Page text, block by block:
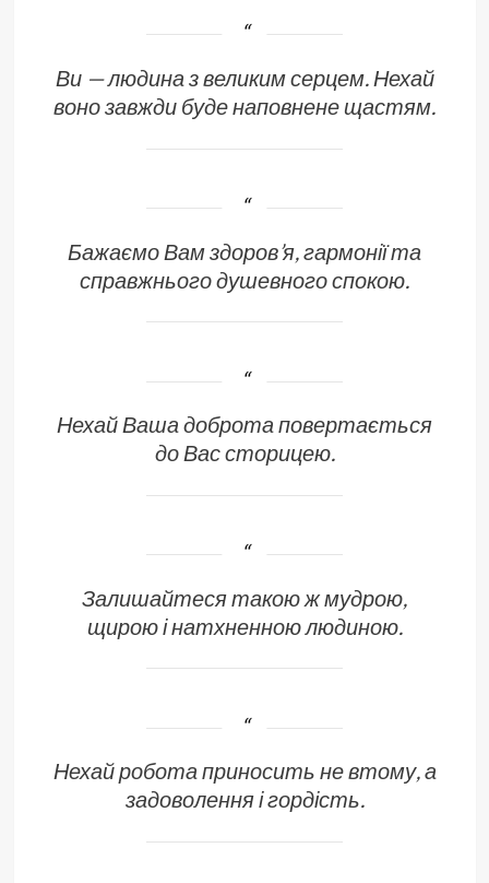
Ви — людина з великим серцем. Нехай
воно завжди буде наповнене щастям.
Бажаємо Вам здоров’я, гармонії та
справжнього душевного спокою.
Нехай Ваша доброта повертається
до Вас сторицею.
Залишайтеся такою ж мудрою,
щирою і натхненною людиною.
Нехай робота приносить не втому, а
задоволення і гордість.